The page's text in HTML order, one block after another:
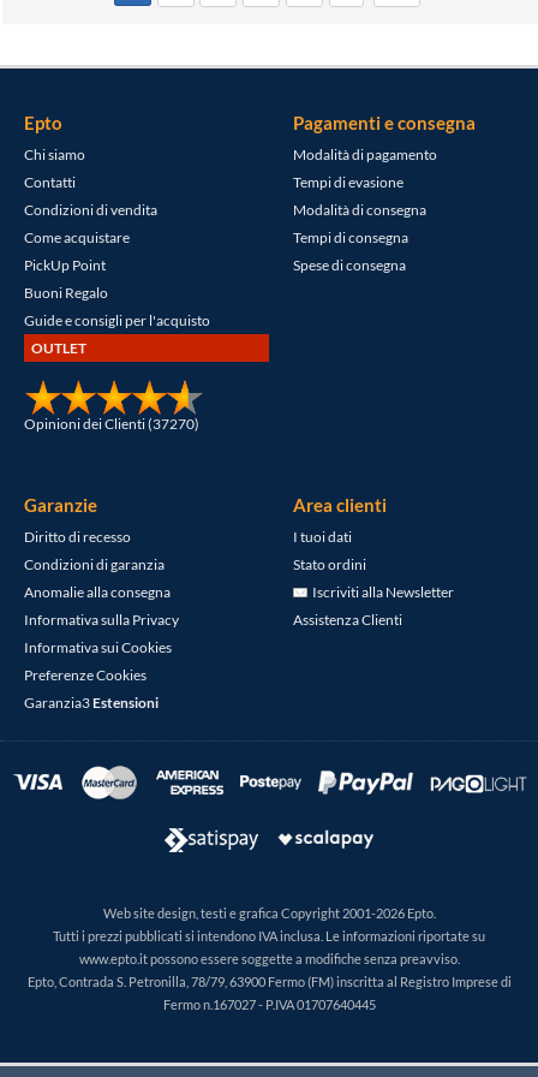
Epto
Chi siamo
Contatti
Condizioni di vendita
Come acquistare
PickUp Point
Buoni Regalo
Guide e consigli per l'acquisto
OUTLET
Opinioni dei Clienti (37270)
Pagamenti e consegna
Modalità di pagamento
Tempi di evasione
Modalità di consegna
Tempi di consegna
Spese di consegna
Garanzie
Diritto di recesso
Condizioni di garanzia
Anomalie alla consegna
Informativa sulla Privacy
Informativa sui Cookies
Preferenze Cookies
Garanzia3Estensioni
Area clienti
I tuoi dati
Stato ordini
Iscriviti alla Newsletter
Assistenza Clienti
Web site design, testi e grafica Copyright 2001-2026 Epto.
Tutti i prezzi pubblicati si intendono IVA inclusa. Le informazioni riportate su
www.epto.it possono essere soggette a modifiche senza preavviso.
Epto, Contrada S. Petronilla, 78/79, 63900 Fermo (FM) inscritta al Registro Imprese di
Fermo n.167027 - P.IVA 01707640445